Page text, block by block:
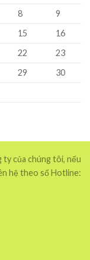
8
9
15
16
22
23
29
30
ty của chúng tôi, nếu
hệ theo số Hotline: